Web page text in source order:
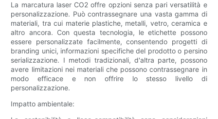
La marcatura laser CO2 offre opzioni senza pari versatilità e
personalizzazione. Può contrassegnare una vasta gamma di
materiali, tra cui materie plastiche, metalli, vetro, ceramica e
altro ancora. Con questa tecnologia, le etichette possono
essere personalizzate facilmente, consentendo progetti di
branding unici, informazioni specifiche del prodotto o persino
serializzazione. I metodi tradizionali, d'altra parte, possono
avere limitazioni nei materiali che possono contrassegnare in
modo efficace e non offrire lo stesso livello di
personalizzazione.
Impatto ambientale: